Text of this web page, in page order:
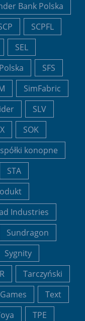
Bank Polska
SCPFL
SEL
SFS
SimFabric
SLV
SOK
spółki konopne
STA
Industries
Sundragon
Sygnity
Tarczyński
Text
TPE